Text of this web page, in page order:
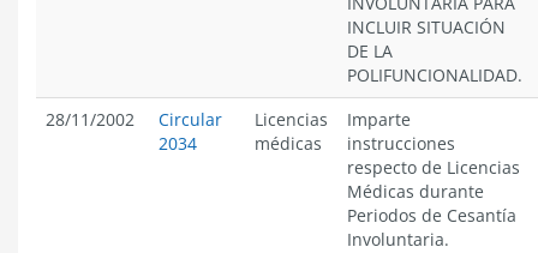
INCLUIR SITUACIÓN
DE LA
POLIFUNCIONALIDAD.
28/11/2002
Circular
2034
Licencias
médicas
Imparte
instrucciones
respecto de Licencias
Médicas durante
Periodos de Cesantía
Involuntaria.